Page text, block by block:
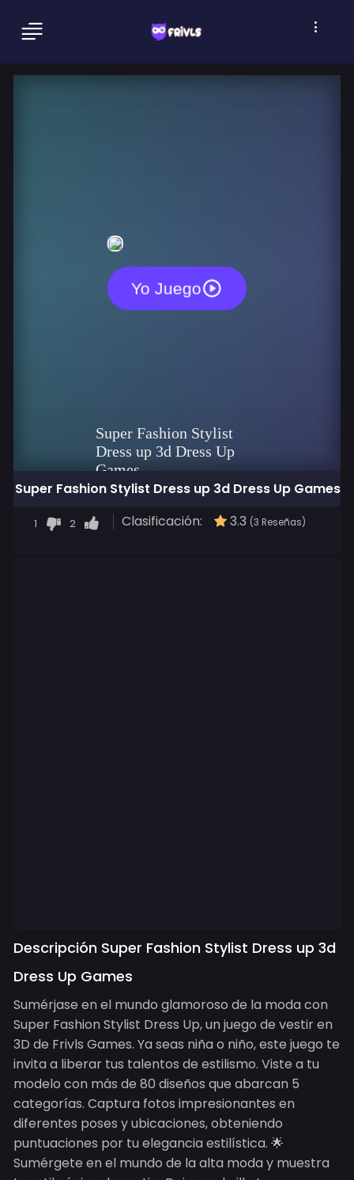
Super Fashion Stylist Dress up 3d Dress Up Games
1 2 Clasificación: 3.3 (3 Reseñas)
Descripción Super Fashion Stylist Dress up 3d
Dress Up Games
Sumérjase en el mundo glamoroso de la moda con
Super Fashion Stylist Dress Up, un juego de vestir en
3D de Frivls Games. Ya seas niña o niño, este juego te
invita a liberar tus talentos de estilismo. Viste a tu
modelo con más de 80 diseños que abarcan 5
categorías. Captura fotos impresionantes en
diferentes poses y ubicaciones, obteniendo
puntuaciones por tu elegancia estilística. 🌟
Sumérgete en el mundo de la alta moda y muestra